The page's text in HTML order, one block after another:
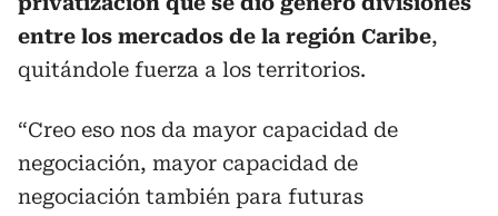
entre los mercados de la región Caribe,
quitándole fuerza a los territorios.
“Creo eso nos da mayor capacidad de
negociación, mayor capacidad de
negociación también para futuras